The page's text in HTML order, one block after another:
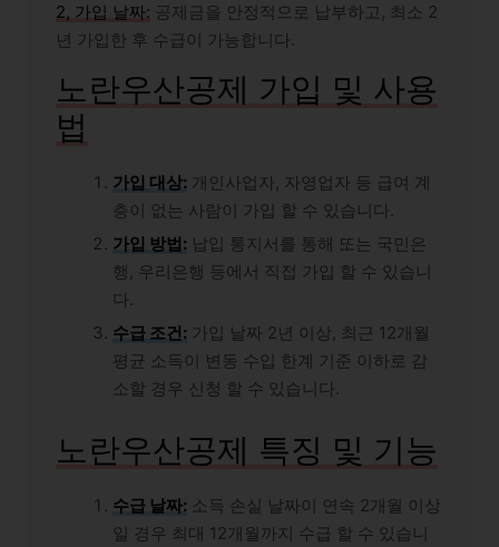
2, 가입 날짜: 공제금을 안정적으로 납부하고, 최소 2
년 가입한 후 수급이 가능합니다.
노란우산공제 가입 및 사용
법
가입 대상: 개인사업자, 자영업자 등 급여 계
층이 없는 사람이 가입 할 수 있습니다.
가입 방법: 납입 통지서를 통해 또는 국민은
행, 우리은행 등에서 직접 가입 할 수 있습니
다.
수급 조건: 가입 날짜 2년 이상, 최근 12개월
평균 소득이 변동 수입 한계 기준 이하로 감
소할 경우 신청 할 수 있습니다.
노란우산공제 특징 및 기능
수급 날짜: 소득 손실 날짜이 연속 2개월 이상
일 경우 최대 12개월까지 수급 할 수 있습니